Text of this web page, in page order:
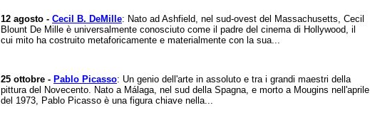
12 agosto - Cecil B. DeMille: Nato ad Ashfield, nel sud-ovest del Massachusetts, Cecil
Blount De Mille è universalmente conosciuto come il padre del cinema di Hollywood, il
cui mito ha costruito metaforicamente e materialmente con la sua...
25 ottobre - Pablo Picasso: Un genio dell'arte in assoluto e tra i grandi maestri della
pittura del Novecento. Nato a Málaga, nel sud della Spagna, e morto a Mougins nell'aprile
del 1973, Pablo Picasso è una figura chiave nella...